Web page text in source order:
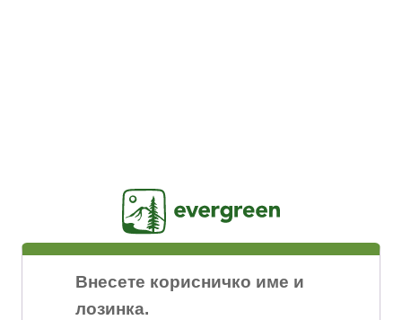
Внесете корисничко име и
лозинка.